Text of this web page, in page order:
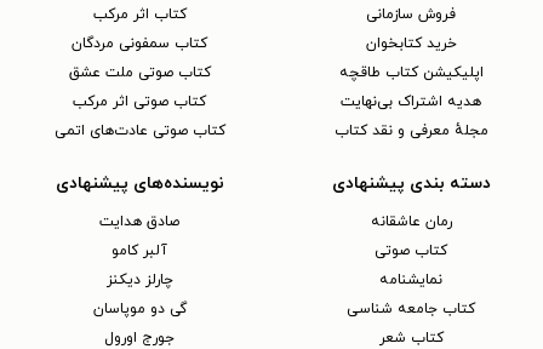
فروش سازمانی
خرید کتابخوان
اپلیکیشن کتاب طاقچه
هدیه اشتراک بی‌نهایت
مجلهٔ معرفی و نقد کتاب
کتاب اثر مرکب
کتاب سمفونی مردگان
کتاب صوتی ملت عشق
کتاب صوتی اثر مرکب
کتاب صوتی عادت‌های اتمی
دسته بندی پیشنهادی
رمان عاشقانه
کتاب‌ صوتی
نمایشنامه
کتاب جامعه شناسی
کتاب شعر
نویسنده‌های پیشنهادی
صادق هدایت
آلبر کامو
چارلز دیکنز
گی دو موپاسان
جورج اورول